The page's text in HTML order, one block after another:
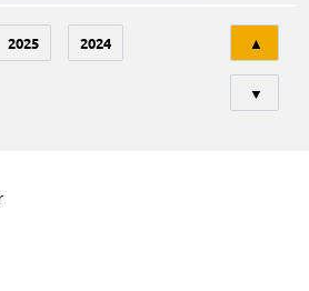
2025 2024 ▲
▼